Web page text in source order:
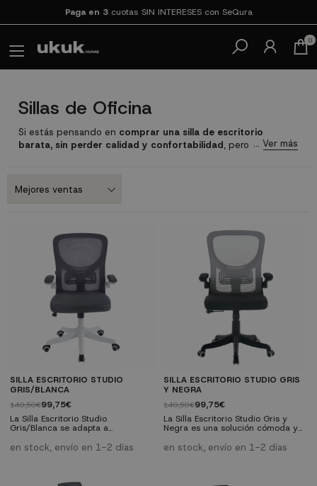
Paga en 3cuotas SIN INTERESES con SeQura
0
Sillas de Oficina
Si estás pensando en comprar una silla de escritorio
barata, sin perder calidad y confortabilidad, pero no sabes
productos que te ofrecemos. Despeja tus dudas
yelige correctamente una silla de oficina en nuestro
SILLA ESCRITORIO STUDIO
GRIS/BLANCA
140,50€99,75€
La Silla Escritorio Studio
Gris/Blanca se adapta a
gracias a la combinación de su
estructura blanca y su tapizado
ergonómico y base con ruedas.
en stock, envío en 1-2 días
SILLA ESCRITORIO STUDIO GRIS
Y NEGRA
140,50€99,75€
La Silla Escritorio Studio Gris y
Negra es una solución cómoda y
en casa u oficina. Su asiento
acolchado, el respaldo
tiempo con mayor comodidad.
en stock, envío en 1-2 días